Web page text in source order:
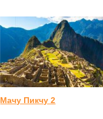
Мачу Пикчу 2